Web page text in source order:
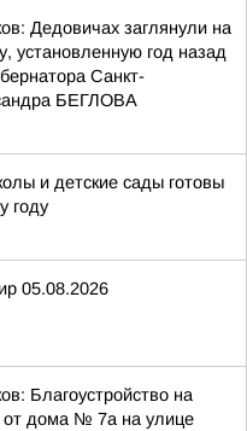
Дедовичах заглянули на
установленную год назад
Санкт-
БЕГЛОВА
и детские сады готовы
году
05.08.2026
Благоустройство на
от дома № 7а на улице